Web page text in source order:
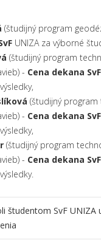
(študijný program
UNIZA za výborné
(študijný program
- Cena dekana SvF
(študijný program
- Cena dekana SvF
(študijný program
- Cena dekana SvF
študentom SvF UNIZA